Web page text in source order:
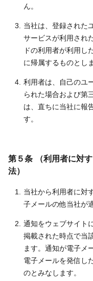
ん。
当社は、登録された
サービスが利用され
ドの利用者が利用し
に帰属するものとし
利用者は、自己のユ
られた場合および第
は、直ちに当社に報
す。
第５条 （利用者に対
法）
当社から利用者に対
子メールの他当社が
通知をウェブサイト
掲載された時点で当
ます。通知が電子メ
電子メールを発信し
のとみなします。